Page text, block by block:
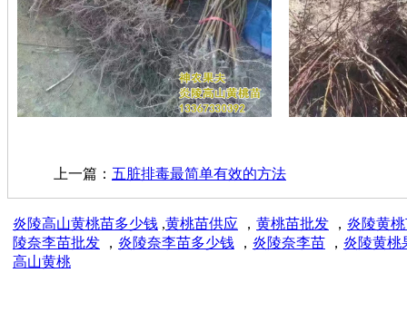
上一篇： 五脏排毒最简单有效的方法
炎陵高山黄桃苗多少钱 ,黄桃苗供应 ， 黄桃苗批发 ， 炎陵黄
陵奈李苗批发 ， 炎陵奈李苗多少钱 ， 炎陵奈李苗 ， 炎陵黄桃
高山黄桃